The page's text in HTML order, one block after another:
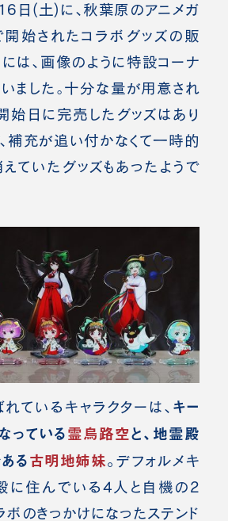
(土)に、秋葉原のアニメガ
始されたコラボグッズの販
は、画像のように特設コーナ
ました。十分な量が用意され
始日に完売したグッズはあり
補充が追い付かなくて一時的
ていたグッズもあったようで
ているキャラクターは、 キー
っている霊烏路空と、地霊殿
る古明地姉妹。 デフォルメキ
に住んでいる4人と自機の2
ボのきっかけになったステンド